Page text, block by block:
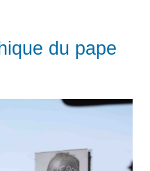
du pape